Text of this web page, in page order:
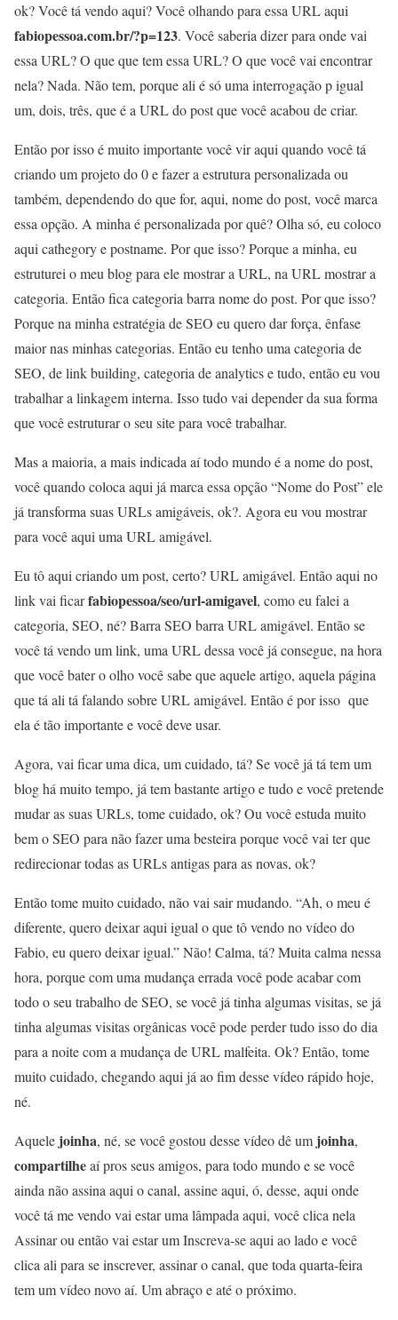
ok? Você tá vendo aqui? Você olhando para essa URL aqui
fabiopessoa.com.br/?p=123. Você saberia dizer para onde vai
essa URL? O que que tem essa URL? O que você vai encontrar
nela? Nada. Não tem, porque ali é só uma interrogação p igual
um, dois, três, que é a URL do post que você acabou de criar.
Então por isso é muito importante você vir aqui quando você tá
criando um projeto do 0 e fazer a estrutura personalizada ou
também, dependendo do que for, aqui, nome do post, você marca
essa opção. A minha é personalizada por quê? Olha só, eu coloco
aqui cathegory e postname. Por que isso? Porque a minha, eu
estruturei o meu blog para ele mostrar a URL, na URL mostrar a
categoria. Então fica categoria barra nome do post. Por que isso?
Porque na minha estratégia de SEO eu quero dar força, ênfase
maior nas minhas categorias. Então eu tenho uma categoria de
SEO, de link building, categoria de analytics e tudo, então eu vou
trabalhar a linkagem interna. Isso tudo vai depender da sua forma
que você estruturar o seu site para você trabalhar.
Mas a maioria, a mais indicada aí todo mundo é a nome do post,
você quando coloca aqui já marca essa opção “Nome do Post” ele
já transforma suas URLs amigáveis, ok?. Agora eu vou mostrar
para você aqui uma URL amigável.
Eu tô aqui criando um post, certo? URL amigável. Então aqui no
link vai ficarfabiopessoa/seo/url-amigavel, como eu falei a
categoria, SEO, né? Barra SEO barra URL amigável. Então se
você tá vendo um link, uma URL dessa você já consegue, na hora
que você bater o olho você sabe que aquele artigo, aquela página
que tá ali tá falando sobre URL amigável. Então é por isso que
ela é tão importante e você deve usar.
Agora, vai ficar uma dica, um cuidado, tá? Se você já tá tem um
blog há muito tempo, já tem bastante artigo e tudo e você pretende
mudar as suas URLs, tome cuidado, ok? Ou você estuda muito
bem o SEO para não fazer uma besteira porque você vai ter que
redirecionar todas as URLs antigas para as novas, ok?
Então tome muito cuidado, não vai sair mudando. “Ah, o meu é
diferente, quero deixar aqui igual o que tô vendo no vídeo do
Fabio, eu quero deixar igual.” Não! Calma, tá? Muita calma nessa
hora, porque com uma mudança errada você pode acabar com
todo o seu trabalho de SEO, se você já tinha algumas visitas, se já
tinha algumas visitas orgânicas você pode perder tudo isso do dia
para a noite com a mudança de URL malfeita. Ok? Então, tome
muito cuidado, chegando aqui já ao fim desse vídeo rápido hoje,
né.
Aquele joinha, né, se você gostou desse vídeo dê um joinha,
compartilheaí pros seus amigos, para todo mundo e se você
ainda não assina aqui o canal, assine aqui, ó, desse, aqui onde
você tá me vendo vai estar uma lâmpada aqui, você clica nela
Assinar ou então vai estar um Inscreva-se aqui ao lado e você
clica ali para se inscrever, assinar o canal, que toda quarta-feira
tem um vídeo novo aí. Um abraço e até o próximo.